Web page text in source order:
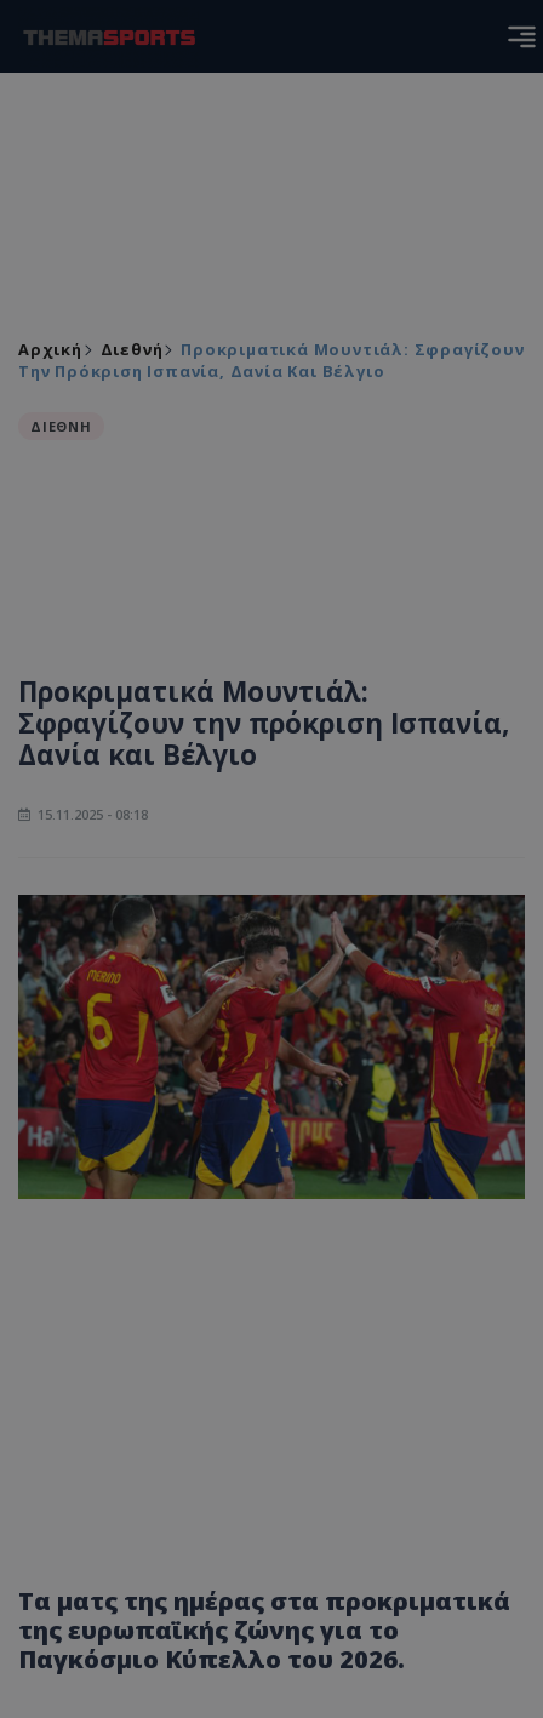
Αρχική Διεθνή
Προκριματικά Μουντιάλ: Σφραγίζουν
Την Πρόκριση Ισπανία, Δανία Και Βέλγιο
ΔΙΕΘΝΗ
Προκριματικά Μουντιάλ:
Σφραγίζουν την πρόκριση Ισπανία,
Δανία και Βέλγιο
15.11.2025 - 08:18
Τα ματς της ημέρας στα προκριματικά
της ευρωπαϊκής ζώνης για το
Παγκόσμιο Κύπελλο του 2026.